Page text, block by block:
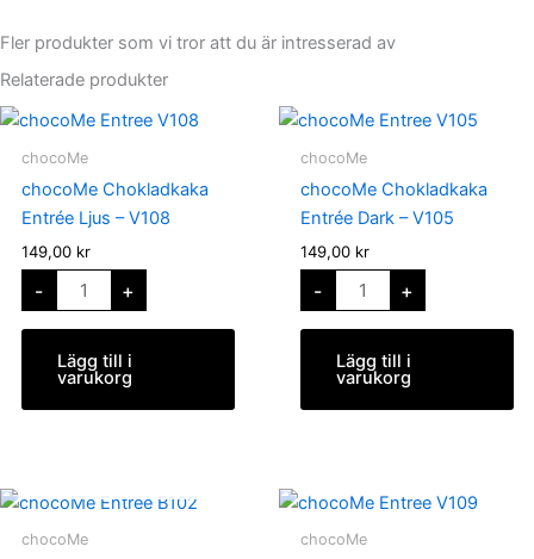
Fler produkter som vi tror att du är intresserad av
Relaterade produkter
chocoMe
chocoMe Chokladkaka
Entrée Ljus – V108
149,00 kr
-
chocoMe
Chokladkaka
Entrée
Ljus
V108
mängd
+
Lägg till i
varukorg
chocoMe
chocoMe Chokladkaka
Entrée Dark – V105
149,00 kr
-
chocoMe
Chokladkaka
Entrée
Dark
V105
mängd
+
Lägg till i
varukorg
chocoMe chocoMe
chocoMe
Chokladkaka
Entrée
Vit